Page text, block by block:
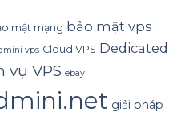
mật mạng bảo mật vps
vps Cloud VPS Dedicated
vụ VPS ebay
giải pháp